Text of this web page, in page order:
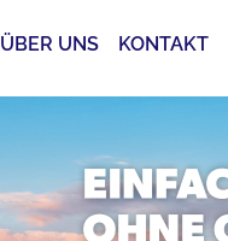
ÜBER UNS KONTAKT